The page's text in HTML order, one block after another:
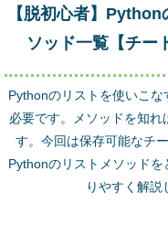
【脱初心者】
ソッド一覧【チー
Pythonのリストを使いこ
必要です。メソッドを知れ
す。今回は保存可能なチ
Pythonのリストメソッド
りやすく解説